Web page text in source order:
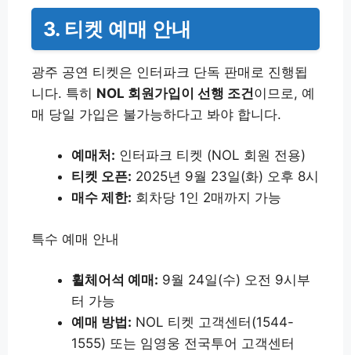
3. 티켓 예매 안내
광주 공연 티켓은 인터파크 단독 판매로 진행됩
니다. 특히 NOL 회원가입이 선행 조건이므로, 예
매 당일 가입은 불가능하다고 봐야 합니다.
예매처: 인터파크 티켓 (NOL 회원 전용)
티켓 오픈: 2025년 9월 23일(화) 오후 8시
매수 제한: 회차당 1인 2매까지 가능
특수 예매 안내
휠체어석 예매: 9월 24일(수) 오전 9시부
터 가능
예매 방법: NOL 티켓 고객센터(1544-
1555) 또는 임영웅 전국투어 고객센터